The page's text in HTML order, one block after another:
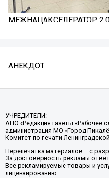
МЕЖНАЦАКСЕЛЕРАТОР 2.0
АНЕКДОТ
УЧРЕДИТЕЛИ:
АНО «Редакция газеты «Рабочее
администрация МО «Город
Комитет по печати
Перепечатка материалов – с
За достоверность рекламы
Все рекламируемые товары и
лицензированию.